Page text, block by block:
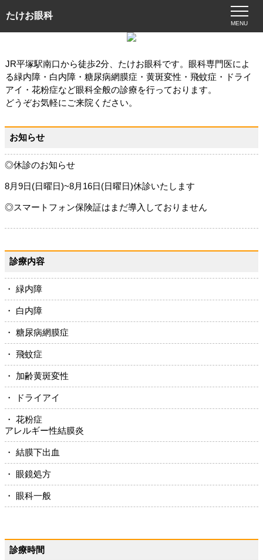
たけお眼科
MENU
JR平塚駅南口から徒歩2分、たけお眼科です。眼科専門医によ
る緑内障・白内障・糖尿病網膜症・黄斑変性・飛蚊症・ドライ
アイ・花粉症など眼科全般の診療を行っております。
どうぞお気軽にご来院ください。
お知らせ
◎休診のお知らせ
8月9日(日曜日)~8月16日(日曜日)休診いたします
◎スマートフォン保険証はまだ導入しておりません
診療内容
・ 緑内障
・ 白内障
・ 糖尿病網膜症
・ 飛蚊症
・ 加齢黄斑変性
・ ドライアイ
・ 花粉症
アレルギー性結膜炎
・ 結膜下出血
・ 眼鏡処方
・ 眼科一般
診療時間